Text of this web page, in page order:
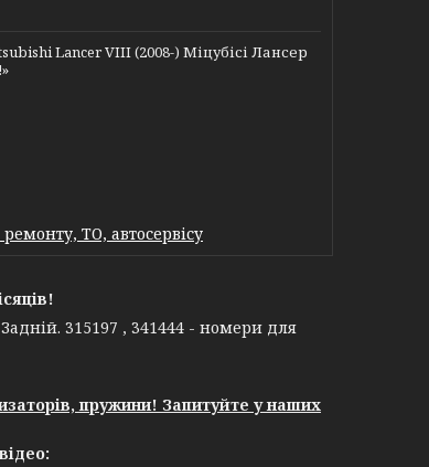
Lancer VIII (2008-) Міцубісі Лансер
ТО, автосервісу
315197 , 341444 - номери для
пружини! Запитуйте у наших